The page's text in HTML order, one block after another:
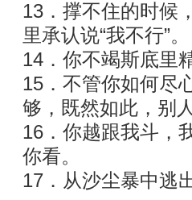
13．撑不住的时候
里承认说“我不行”。
14．你不竭斯底里
15．不管你如何尽
够，既然如此，别
16．你越跟我斗，
你看。
17．从沙尘暴中逃